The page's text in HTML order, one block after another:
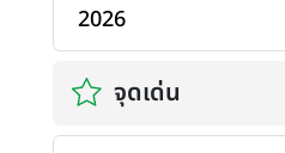
2026
จุดเด่น